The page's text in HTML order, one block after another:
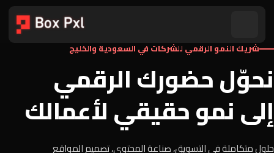
شريك النمو الرقمي للشركات في السعودية والخليج
نحوّل حضورك الرقمي
إلى نمو حقيقي لأعمالك
حلول متكاملة في التسويق، صناعة المحتوى، تصميم المواقع